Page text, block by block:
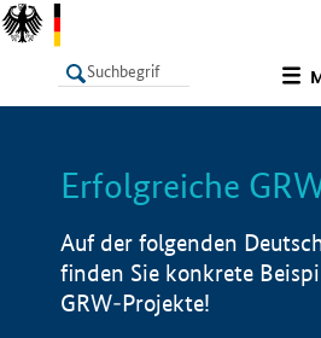
LISTE
Erfolgreiche
Auf der folgenden
finden Sie konkrete
GRW-Projekte!